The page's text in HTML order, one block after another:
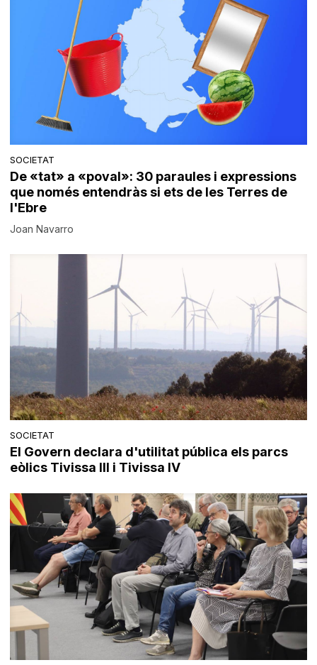
SOCIETAT
De «tat» a «poval»: 30 paraules i expressions
que només entendràs si ets de les Terres de
l'Ebre
Joan Navarro
SOCIETAT
El Govern declara d'utilitat pública els parcs
eòlics Tivissa III i Tivissa IV